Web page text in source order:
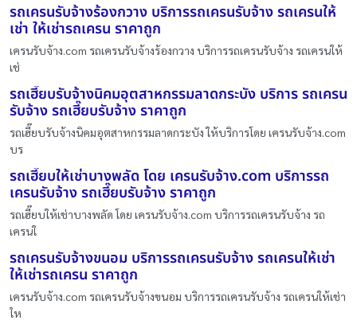
รถเครนรับจ้างร้องกวาง บริการรถเครนรับจ้าง รถเครนให้
เช่า ให้เช่ารถเครน ราคาถูก
เครนรับจ้าง.com รถเครนรับจ้างร้องกวาง บริการรถเครนรับจ้าง รถเครนให้
เช่
รถเฮี๊ยบรับจ้างนิคมอุตสาหกรรมลาดกระบัง บริการ รถเครน
รับจ้าง รถเฮี๊ยบรับจ้าง ราคาถูก
รถเฮี๊ยบรับจ้างนิคมอุตสาหกรรมลาดกระบัง ให้บริการโดย เครนรับจ้าง.com
บร
รถเฮี๊ยบให้เช่าบางพลัด โดย เครนรับจ้าง.com บริการรถ
เครนรับจ้าง รถเฮี๊ยบรับจ้าง ราคาถูก
รถเฮี๊ยบให้เช่าบางพลัด โดย เครนรับจ้าง.com บริการรถเครนรับจ้าง รถ
เครนใ
รถเครนรับจ้างขนอม บริการรถเครนรับจ้าง รถเครนให้เช่า
ให้เช่ารถเครน ราคาถูก
เครนรับจ้าง.com รถเครนรับจ้างขนอม บริการรถเครนรับจ้าง รถเครนให้เช่า
ให